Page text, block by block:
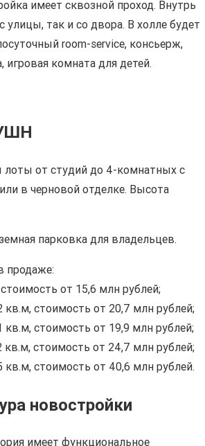
имеет сквозной проход. Внутрь
улицы, так и со двора. В холле будет
room-service, консьерж,
игровая комната для детей.
лоты от студий до 4-комнатных с
в черновой отделке. Высота
парковка для владельцев.
продаже:
от 15,6 млн рублей;
стоимость от 20,7 млн рублей;
стоимость от 19,9 млн рублей;
стоимость от 24,7 млн рублей;
стоимость от 40,6 млн рублей.
новостройки
имеет функциональное